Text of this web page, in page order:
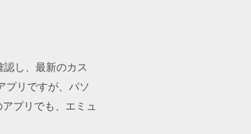
し、最新のカス
プリですが、パソ
プリでも、エミュ